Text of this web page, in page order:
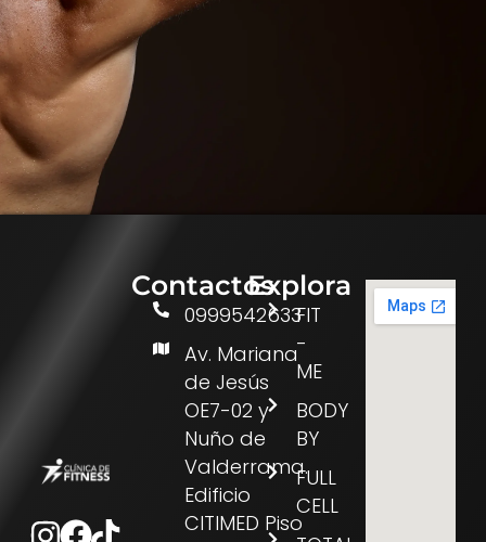
Instagram
Facebook
Tiktok
Contactos
0999542633
Av. Mariana
de Jesús
OE7-02 y
Nuño de
Valderrama.
Edificio
CITIMED Piso
Explora
FIT
-
ME
BODY
BY
FULL
CELL